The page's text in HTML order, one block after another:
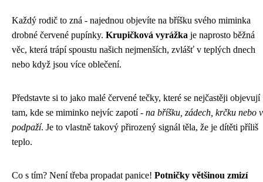
Každý rodič to zná - najednou objevíte na bříšku svého miminka
drobné červené pupínky. Krupičková vyrážka je naprosto běžná
věc, která trápí spoustu našich nejmenších, zvlášť v teplých dnech
nebo když jsou více oblečení.
Představte si to jako malé červené tečky, které se nejčastěji objevují
tam, kde se miminko nejvíc zapotí - na bříšku, zádech, krčku nebo v
podpaží. Je to vlastně takový přirozený signál těla, že je dítěti příliš
teplo.
Co s tím? Není třeba propadat panice! Potničky většinou zmizí